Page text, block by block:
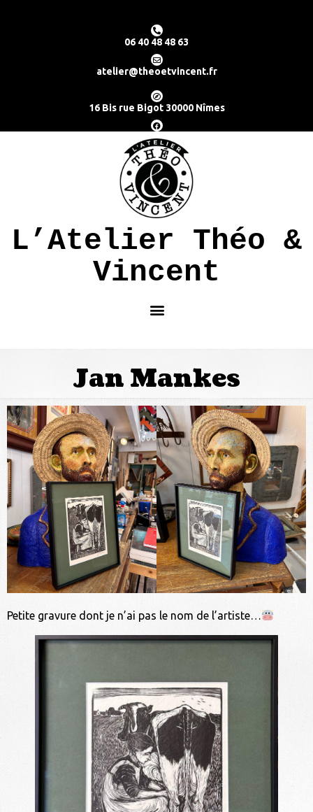
06 40 48 48 63
atelier@theoetvincent.fr
16 Bis rue Bigot 30000 Nîmes
L’Atelier Théo &
Vincent
Jan Mankes
Petite gravure dont je n’ai pas le nom de l’artiste…